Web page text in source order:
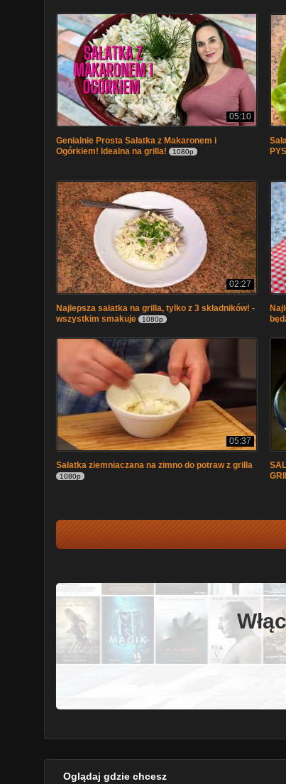
05:10
Genialnie Prosta Sałatka z Makaronem i
Ogórkiem! Idealna na grilla!
1080p
02:27
Najlepsza sałatka na grilla, tylko z 3 składników! -
wszystkim smakuje
1080p
05:37
Sałatka ziemniaczana na zimno do potraw z grilla
1080p
Oglądaj gdzie chcesz